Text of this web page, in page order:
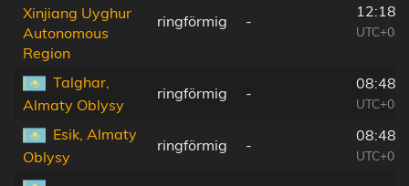
Xinjiang Uyghur
Autonomous
Region
ringförmig -
Talghar,
Almaty Oblysy
ringförmig -
Esik, Almaty
Oblysy
ringförmig -